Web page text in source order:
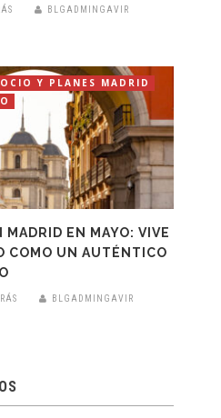
BLGADMINGAVIR
OCIO Y PLANES MADRID
MADRID EN MAYO: VIVE
COMO UN AUTÉNTICO
BLGADMINGAVIR